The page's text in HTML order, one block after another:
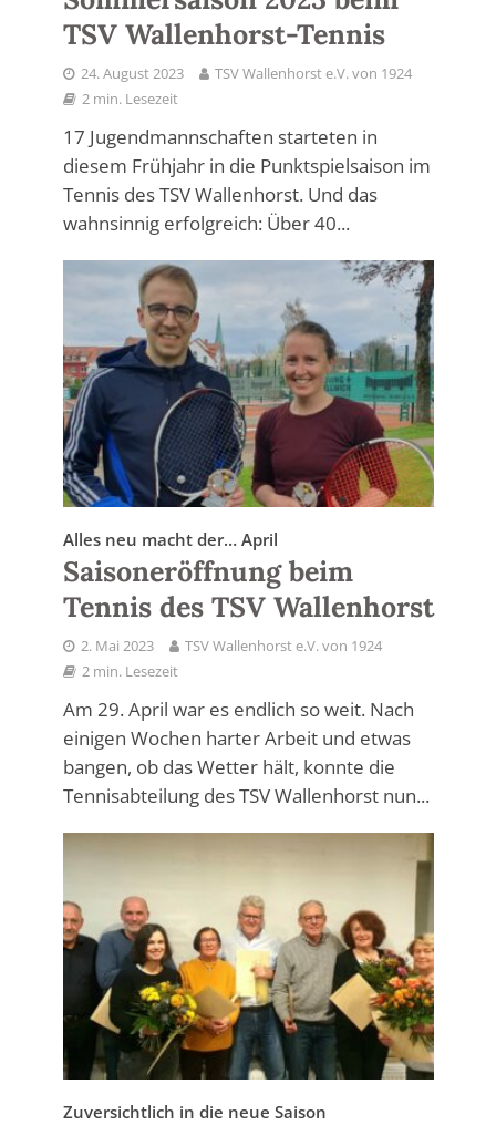
TSV Wallenhorst-Tennis
24. August 2023
TSV Wallenhorst e.V. von 1924
2 min. Lesezeit
17 Jugendmannschaften starteten in
diesem Frühjahr in die Punktspielsaison im
Tennis des TSV Wallenhorst. Und das
wahnsinnig erfolgreich: Über 40...
Alles neu macht der… April
Saisoneröffnung beim
Tennis des TSV Wallenhorst
2. Mai 2023
TSV Wallenhorst e.V. von 1924
2 min. Lesezeit
Am 29. April war es endlich so weit. Nach
einigen Wochen harter Arbeit und etwas
bangen, ob das Wetter hält, konnte die
Tennisabteilung des TSV Wallenhorst nun...
Zuversichtlich in die neue Saison